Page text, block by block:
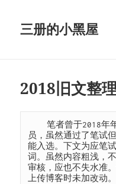
三册的小黑屋
2018旧文整
    笔者曾于2018年年初报名北京天文馆志愿讲解
员，虽然通过了笔试
能入选。下文为应笔
词。虽然内容粗浅，
审核，应也不失水准
上传博客时未加改动。